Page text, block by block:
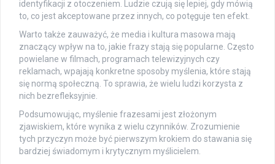
identyfikacji z otoczeniem. Ludzie czują się lepiej, gdy mówią
to, co jest akceptowane przez innych, co potęguje ten efekt.
Warto także zauważyć, że media i kultura masowa mają
znaczący wpływ na to, jakie frazy stają się popularne. Często
powielane w filmach, programach telewizyjnych czy
reklamach, wpajają konkretne sposoby myślenia, które stają
się normą społeczną. To sprawia, że wielu ludzi korzysta z
nich bezrefleksyjnie.
Podsumowując, myślenie frazesami jest złożonym
zjawiskiem, które wynika z wielu czynników. Zrozumienie
tych przyczyn może być pierwszym krokiem do stawania się
bardziej świadomym i krytycznym myślicielem.